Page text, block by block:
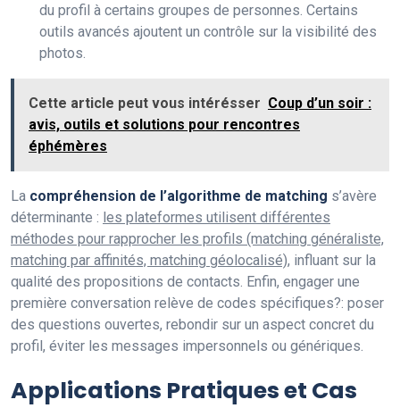
du profil à certains groupes de personnes. Certains
outils avancés ajoutent un contrôle sur la visibilité des
photos.
Cette article peut vous intérésser Coup d’un soir :
avis, outils et solutions pour rencontres
éphémères
La compréhension de l’algorithme de matching s’avère
déterminante : les plateformes utilisent différentes
méthodes pour rapprocher les profils (matching généraliste,
matching par affinités, matching géolocalisé), influant sur la
qualité des propositions de contacts. Enfin, engager une
première conversation relève de codes spécifiques?: poser
des questions ouvertes, rebondir sur un aspect concret du
profil, éviter les messages impersonnels ou génériques.
Applications Pratiques et Cas